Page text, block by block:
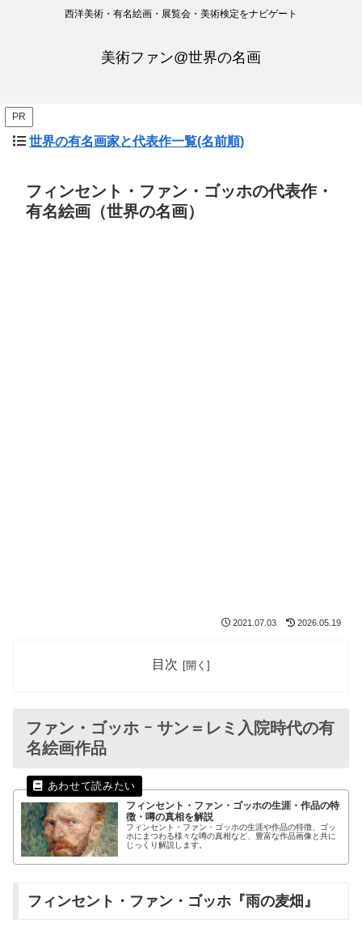
西洋美術・有名絵画・展覧会・美術検定をナビゲート
美術ファン@世界の名画
PR
世界の有名画家と代表作一覧(名前順)
フィンセント・ファン・ゴッホの代表作・
有名絵画（世界の名画）
2021.07.03 2026.05.19
目次
ファン・ゴッホ ｰ サン＝レミ入院時代の有
名絵画作品
フィンセント・ファン・ゴッホの生涯・作品の特
徴・噂の真相を解説
フィンセント・ファン・ゴッホの生涯や作品の特徴、ゴッ
ホにまつわる様々な噂の真相など、豊富な作品画像と共に
じっくり解説します。
フィンセント・ファン・ゴッホ『雨の麦畑』